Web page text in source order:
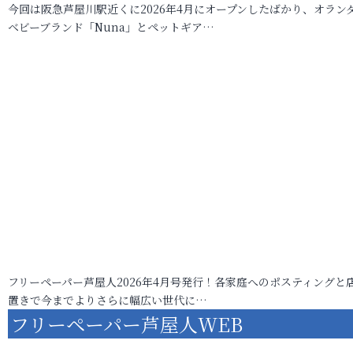
今回は阪急芦屋川駅近くに2026年4月にオープンしたばかり、オラン
ベビーブランド「Nuna」とペットギア…
フリーペーパー芦屋人2026年4月号発行！各家庭へのポスティングと
置きで今までよりさらに幅広い世代に…
フリーペーパー芦屋人WEB